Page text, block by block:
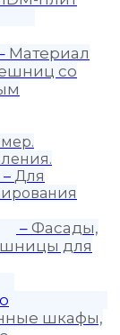
Материал
со
– Для
– Фасады,
для
шкафы,